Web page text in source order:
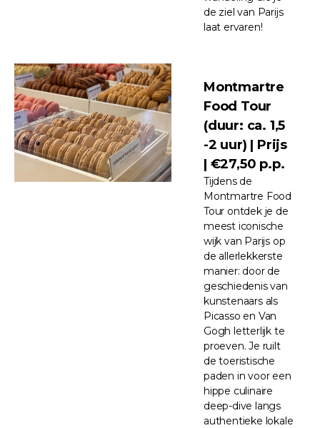
de ziel van Parijs
laat ervaren!
Montmartre
Food Tour
(duur: ca. 1,5
-2 uur) | Prijs
| €27,50 p.p.
Tijdens de
Montmartre Food
Tour ontdek je de
meest iconische
wijk van Parijs op
de allerlekkerste
manier: door de
geschiedenis van
kunstenaars als
Picasso en Van
Gogh letterlijk te
proeven. Je ruilt
de toeristische
paden in voor een
hippe culinaire
deep-dive langs
authentieke lokale